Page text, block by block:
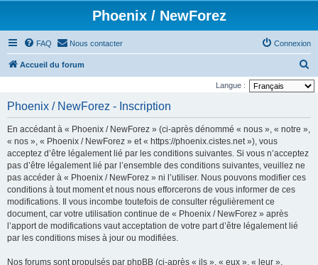
Phoenix / NewForez
FAQ Nous contacter Connexion
Accueil du forum
e
Langue :
Phoenix / NewForez - Inscription
En accédant à « Phoenix / NewForez » (ci-après dénommé « nous », « notre »,
« nos », « Phoenix / NewForez » et « https://phoenix.cistes.net »), vous
acceptez d’être légalement lié par les conditions suivantes. Si vous n’acceptez
pas d’être légalement lié par l’ensemble des conditions suivantes, veuillez ne
pas accéder à « Phoenix / NewForez » ni l’utiliser. Nous pouvons modifier ces
conditions à tout moment et nous nous efforcerons de vous informer de ces
modifications. Il vous incombe toutefois de consulter régulièrement ce
document, car votre utilisation continue de « Phoenix / NewForez » après
l’apport de modifications vaut acceptation de votre part d’être légalement lié
par les conditions mises à jour ou modifiées.
Nos forums sont propulsés par phpBB (ci-après « ils », « eux », « leur »,